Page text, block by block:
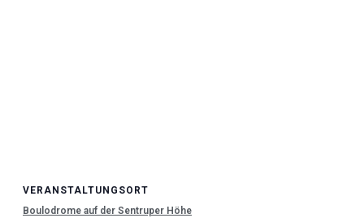
VERANSTALTUNGSORT
Boulodrome auf der Sentruper Höhe